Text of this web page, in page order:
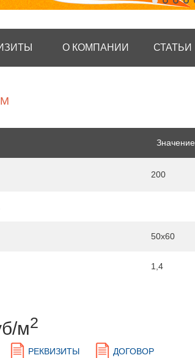
О КОМПАНИИ СТАТЬИ
Значение
200
50x60
1,4
м2
РЕКВИЗИТЫ ДОГОВОР